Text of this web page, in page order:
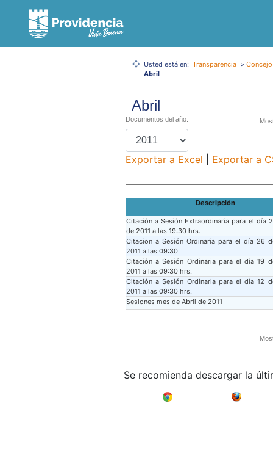
Usted está en: Transparencia >
Abril
Abril
Documentos del año:
Exportar a Excel Exportar a
Descripción
Citación a Sesión Extraordinaria para el día
de 2011 a las 19:30 hrs.
Citacion a Sesión Ordinaria para el día 26
2011 a las 09:30
Citación a Sesión Ordinaria para el día 19
2011 a las 09:30 hrs.
Citación a Sesión Ordinaria para el día 12
2011 a las 09:30 hrs.
Sesiones mes de Abril de 2011
Se recomienda descargar la